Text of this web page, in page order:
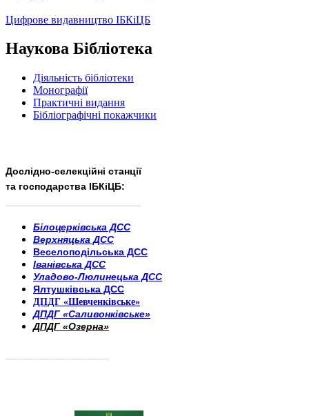
Цифрове видавництво ІБКіЦБ
Наукова Бібліотека
Діяльність бібліотеки
Монографії
Практичні видання
Бібліографічні покажчики
Дослідно-селекційні станції
та господарства ІБКіЦБ:
Білоцерківська ДСС
Верхняцька ДСС
Веселоподільська ДСС
Іванівська ДСС
Уладово-Люлинецька ДСС
Ялтушківська ДСС
ДПДГ «Шевченківське»
ДПДГ «Саливонківське»
ДПДГ «Озерна»